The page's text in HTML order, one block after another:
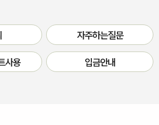
자주하는질문
사용 입금안내